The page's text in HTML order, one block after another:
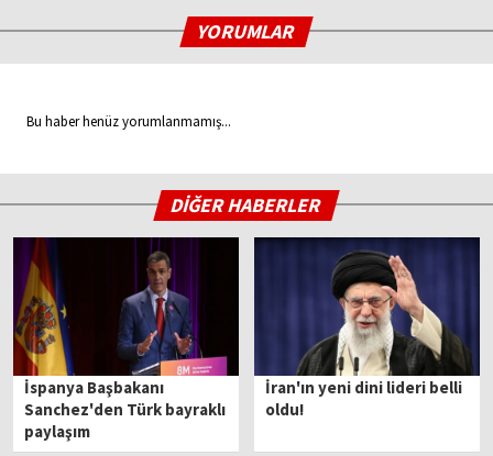
YORUMLAR
Bu haber henüz yorumlanmamış...
DİĞER HABERLER
İspanya Başbakanı
Sanchez'den Türk bayraklı
paylaşım
İran'ın yeni dini lideri belli
oldu!